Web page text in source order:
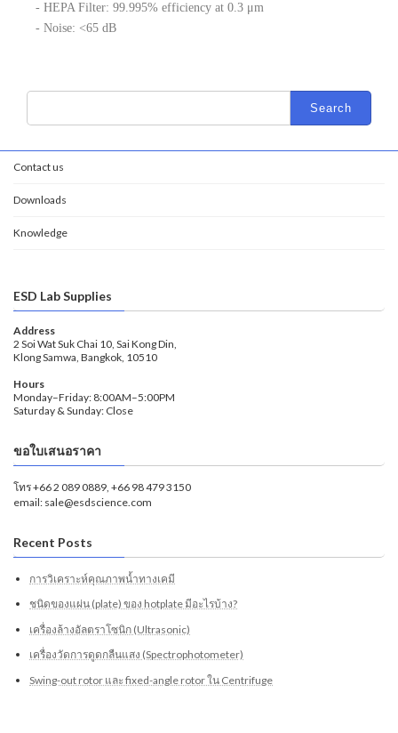
- HEPA Filter: 99.995% efficiency at 0.3 μm
- Noise: <65 dB
Contact us
Downloads
Knowledge
ESD Lab Supplies
Address
2 Soi Wat Suk Chai 10, Sai Kong Din,
Klong Samwa, Bangkok, 10510
Hours
Monday–Friday: 8:00AM–5:00PM
Saturday & Sunday: Close
ขอใบเสนอราคา
โทร +66 2 089 0889, +66 98 479 3150
email: sale@esdscience.com
Recent Posts
การวิเคราะห์คุณภาพน้ำทางเคมี
ชนิดของแผ่น (plate) ของ hotplate มีอะไรบ้าง?
เครื่องล้างอัลตราโซนิก (Ultrasonic)
เครื่องวัดการดูดกลืนแสง (Spectrophotometer)
Swing-out rotor และ fixed-angle rotor ใน Centrifuge